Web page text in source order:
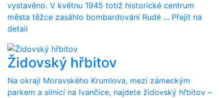
vystavěno. V květnu 1945 totiž historické centrum
města těžce zasáhlo bombardování Rudé ... Přejít na
detail
Židovský hřbitov
Na okraji Moravského Krumlova, mezi zámeckým
parkem a silnicí na Ivančice, najdete židovský hřbitov –